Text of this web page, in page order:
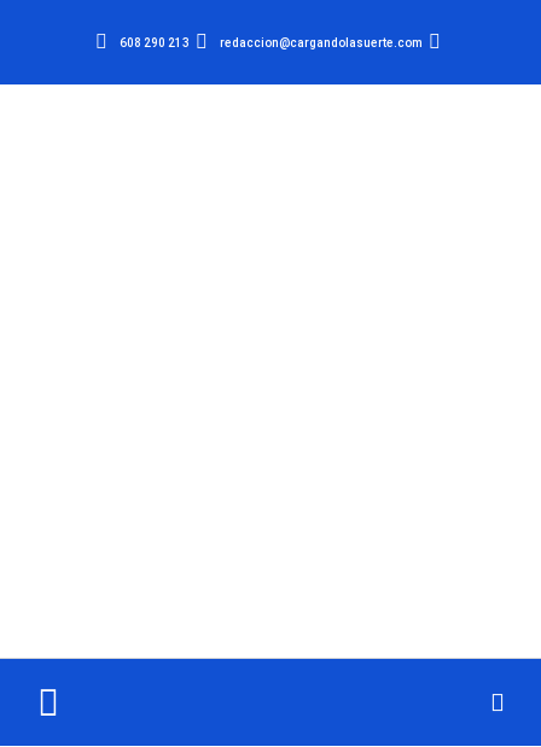
608 290 213 redaccion@cargandolasuerte.com